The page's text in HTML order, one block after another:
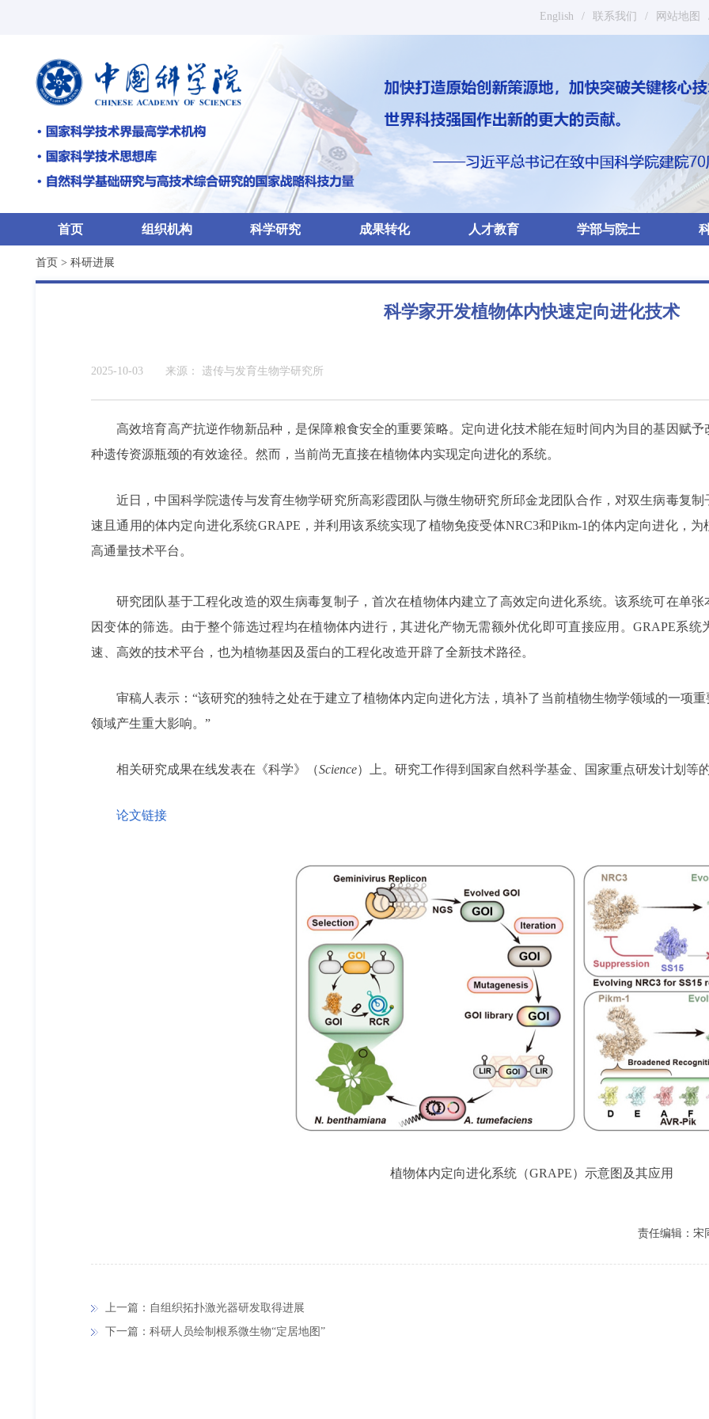
English / 联系我们 / 网站地图
首页 组织机构 科学研究 成果转化 人才教育 学部与院士
首页 > 科研进展
科学家开发植物体内快速定向进化技术
2025-10-03 来源： 遗传与发育生物学研究所
高效培育高产抗逆作物新品种，是保障粮食安全的重要策略。定向进化技术能在短时间内为目的基因赋
种遗传资源瓶颈的有效途径。然而，当前尚无直接在植物体内实现定向进化的系统。
近日，中国科学院遗传与发育生物学研究所高彩霞团队与微生物研究所邱金龙团队合作，对双生病毒复
速且通用的体内定向进化系统GRAPE，并利用该系统实现了植物免疫受体NRC3和Pikm-1的体内定向进化，
高通量技术平台。
研究团队基于工程化改造的双生病毒复制子，首次在植物体内建立了高效定向进化系统。该系统可在单
因变体的筛选。由于整个筛选过程均在植物体内进行，其进化产物无需额外优化即可直接应用。GRAPE系
速、高效的技术平台，也为植物基因及蛋白的工程化改造开辟了全新技术路径。
审稿人表示：“该研究的独特之处在于建立了植物体内定向进化方法，填补了当前植物生物学领域的一项
领域产生重大影响。”
相关研究成果在线发表在《科学》（Science）上。研究工作得到国家自然科学基金、国家重点研发计划等
论文链接
植物体内定向进化系统（GRAPE）示意图及其应用
责任编辑：宋
上一篇：自组织拓扑激光器研发取得进展
下一篇：科研人员绘制根系微生物“定居地图”